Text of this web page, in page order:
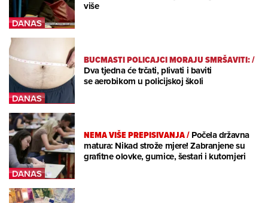
više
BUCMASTI POLICAJCI MORAJU SMRŠAVITI:/
Dva tjedna će trčati, plivati i baviti
se aerobikom u policijskoj školi
NEMA VIŠE PREPISIVANJA/Počela državna
matura: Nikad strože mjere! Zabranjene su
grafitne olovke, gumice, šestari i kutomjeri